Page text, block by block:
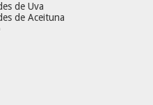
de Uva
de Aceituna